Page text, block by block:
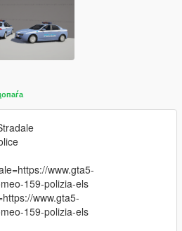
www.gta5-
159-polizia-els
www.gta5-
159-polizia-els